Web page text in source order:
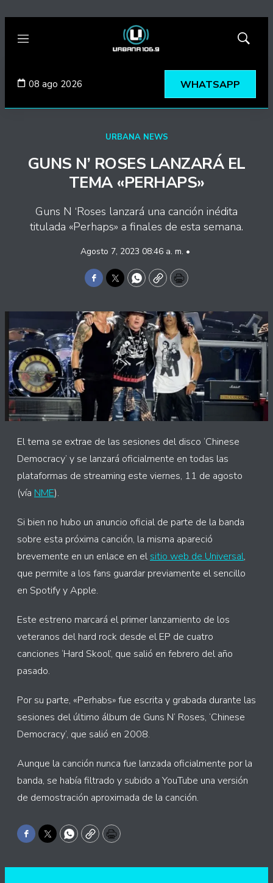
Menú
Mostrar
08 ago 2026 WHATSAPP
URBANA NEWS
GUNS N’ ROSES LANZARÁ EL
TEMA «PERHAPS»
Guns N ‘Roses lanzará una canción inédita
titulada «Perhaps» a finales de esta semana.
Agosto 7, 2023 08:46 a. m. •
Facebook
TwitterWhatsApp
CopyPrint
El tema se extrae de las sesiones del disco ‘Chinese
Democracy’ y se lanzará oficialmente en todas las
plataformas de streaming este viernes, 11 de agosto
(vía NME).
Si bien no hubo un anuncio oficial de parte de la banda
sobre esta próxima canción, la misma apareció
brevemente en un enlace en elsitio web de Universal,
que permite a los fans guardar previamente el sencillo
en Spotify y Apple.
Este estreno marcará el primer lanzamiento de los
veteranos del hard rock desde el EP de cuatro
canciones ‘Hard Skool’, que salió en febrero del año
pasado.
Por su parte, «Perhabs» fue escrita y grabada durante las
sesiones del último álbum de Guns N’ Roses, ‘Chinese
Democracy’, que salió en 2008.
Aunque la canción nunca fue lanzada oficialmente por la
banda, se había filtrado y subido a YouTube una versión
de demostración aproximada de la canción.
Facebook
TwitterWhatsApp
CopyPrint